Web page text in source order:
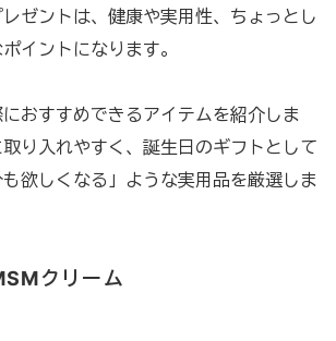
ゼントは、健康や実用性、ちょっとし
イントになります。
おすすめできるアイテムを紹介しま
り入れやすく、誕生日のギフトとして
欲しくなる」ような実用品を厳選しま
クリーム